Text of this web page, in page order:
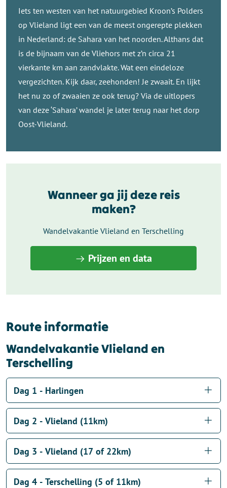
Iets ten westen van het natuurgebied Kroon’s Polders
op Vlieland ligt een van de meest ongerepte plekken
in Nederland: de Sahara van het noorden. Althans dat
is de bijnaam van de Vliehors met z’n circa 21
vierkante km aan zandvlakte. Wat een eindeloze
vergezichten. Kijk daar, zeehonden! Je zwaait. En lijkt
het nu zo of zwaaien ze ook terug? Via de uitlopers
van deze ‘Sahara’ wandel je later terug naar het dorp
Oost-Vlieland.
Wanneer ga jij deze reis
maken?
Wandelvakantie Vlieland en Terschelling
Prijzen en data
Route informatie
Wandelvakantie Vlieland en
Terschelling
Dag 1 - Harlingen
Dag 2 - Vlieland (11km)
Dag 3 - Vlieland (17 of 22km)
Dag 4 - Terschelling (5 of 11km)